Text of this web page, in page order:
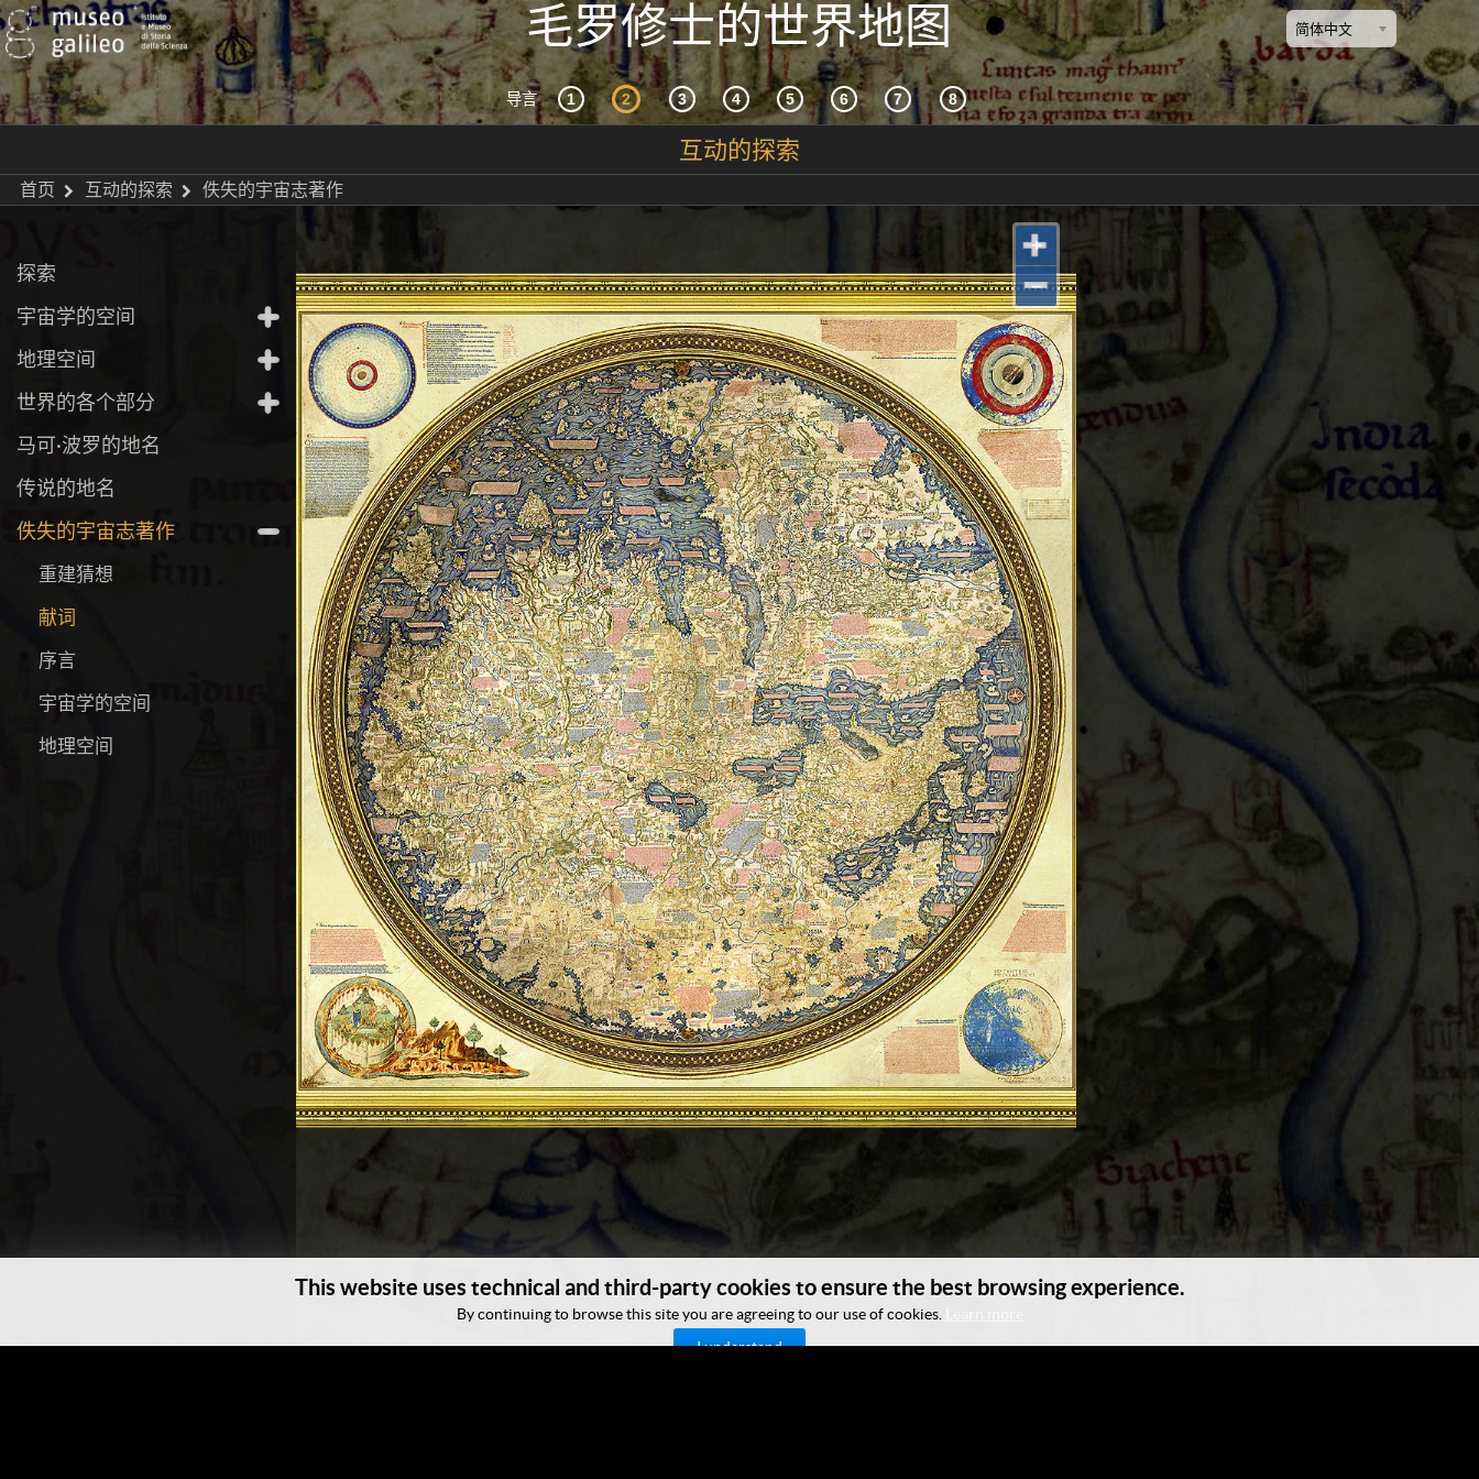
毛罗修士的世界地图 简体中文
导言
互动的探索
首页 互动的探索 佚失的宇宙志著作
探索
宇宙学的空间
地理空间
世界的各个部分
马可·波罗的地名
传说的地名
佚失的宇宙志著作
重建猜想
献词
序言
宇宙学的空间
地理空间
+
−
This website uses technical and third-party cookies to ensure the best browsing experience.
By continuing to browse this site you are agreeing to our use of cookies.
I understand